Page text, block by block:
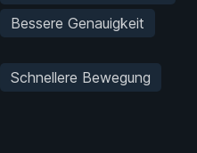
Bessere Genauigkeit
Schnellere Bewegung